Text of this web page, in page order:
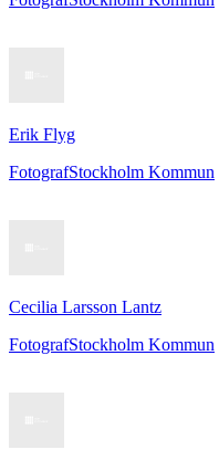
Erik Flyg
FotografStockholm Kommun
Cecilia Larsson Lantz
FotografStockholm Kommun